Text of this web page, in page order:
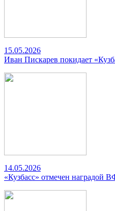
15.05.2026
Иван Пискарев покидает
14.05.2026
«Кузбасс» отмечен наградой